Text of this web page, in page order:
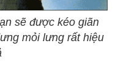
sẽ được kéo giãn
mỏi lưng rất hiệu